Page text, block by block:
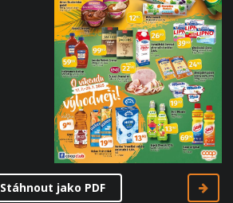
Stáhnout jako PDF